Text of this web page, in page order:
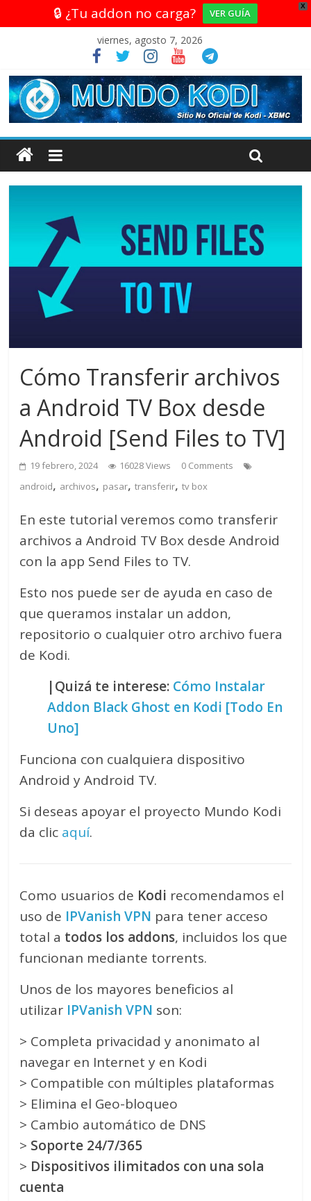
X
🔒 ¿Tu addon no carga? VER GUÍA
viernes, agosto 7, 2026
Cómo Transferir archivos
a Android TV Box desde
Android [Send Files to TV]
19 febrero, 2024 16028 Views
0 Comments
android, archivos, pasar,transferir,tv box
En este tutorial veremos como transferir
archivos a Android TV Box desde Android
con la app Send Files to TV.
Esto nos puede ser de ayuda en caso de
que queramos instalar un addon,
repositorio o cualquier otro archivo fuera
de Kodi.
|Quizá te interese: Cómo Instalar
Addon Black Ghost en Kodi [Todo En
Uno]
Funciona con cualquiera dispositivo
Android y Android TV.
Si deseas apoyar el proyecto Mundo Kodi
da clic aquí.
Como usuarios de Kodi recomendamos el
uso de IPVanish VPN para tener acceso
total a todos los addons, incluidos los que
funcionan mediante torrents.
Unos de los mayores beneficios al
utilizar IPVanish VPN son:
> Completa privacidad y anonimato al
navegar en Internet y en Kodi
> Compatible con múltiples plataformas
> Elimina el Geo-bloqueo
> Cambio automático de DNS
> Soporte 24/7/365
> Dispositivos ilimitados con una sola
cuenta